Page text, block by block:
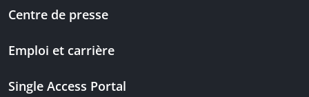
Centre de presse
Emploi et carrière
Single Access Portal